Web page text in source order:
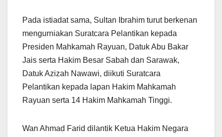
Pada istiadat sama, Sultan Ibrahim turut berkenan
mengurniakan Suratcara Pelantikan kepada
Presiden Mahkamah Rayuan, Datuk Abu Bakar
Jais serta Hakim Besar Sabah dan Sarawak,
Datuk Azizah Nawawi, diikuti Suratcara
Pelantikan kepada lapan Hakim Mahkamah
Rayuan serta 14 Hakim Mahkamah Tinggi.
Wan Ahmad Farid dilantik Ketua Hakim Negara